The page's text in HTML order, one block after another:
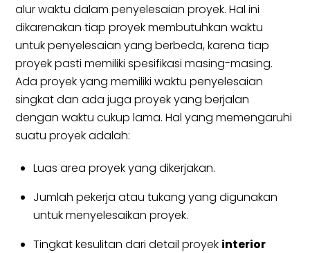
alur waktu dalam penyelesaian proyek. Hal ini
dikarenakan tiap proyek membutuhkan waktu
untuk penyelesaian yang berbeda, karena tiap
proyek pasti memiliki spesifikasi masing-masing.
Ada proyek yang memiliki waktu penyelesaian
singkat dan ada juga proyek yang berjalan
dengan waktu cukup lama. Hal yang memengaruhi
suatu proyek adalah:
Luas area proyek yang dikerjakan.
Jumlah pekerja atau tukang yang digunakan
untuk menyelesaikan proyek.
Tingkat kesulitan dari detail proyek interior